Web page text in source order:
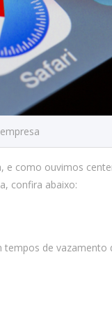
como ouvimos
confira abaixo:
de vazamento